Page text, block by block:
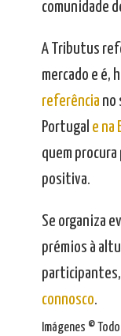
comunidade
A Tributus
mercado e é,
referência no
Portugal e na
quem
positiva.
Se organiza
prémios à
connosco.
Imágenes ©